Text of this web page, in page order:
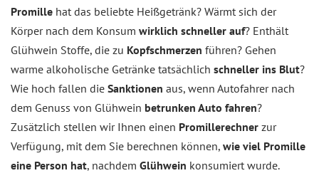
Promille hat das beliebte Heißgetränk? Wärmt sich der
Körper nach dem Konsum wirklich schneller auf? Enthält
Glühwein Stoffe, die zu Kopfschmerzen führen? Gehen
warme alkoholische Getränke tatsächlich schneller ins Blut?
Wie hoch fallen die Sanktionen aus, wenn Autofahrer nach
dem Genuss von Glühwein betrunken Auto fahren?
Zusätzlich stellen wir Ihnen einen Promillerechner zur
Verfügung, mit dem Sie berechnen können, wie viel Promille
eine Person hat, nachdem Glühwein konsumiert wurde.